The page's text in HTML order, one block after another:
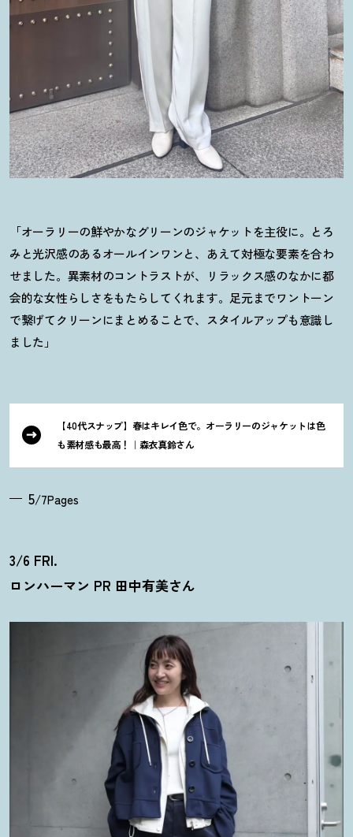
「オーラリーの鮮やかなグリーンのジャケットを主役に。とろ
みと光沢感のあるオールインワンと、あえて対極な要素を合わ
せました。異素材のコントラストが、リラックス感のなかに都
会的な女性らしさをもたらしてくれます。足元までワントーン
で繋げてクリーンにまとめることで、スタイルアップも意識し
ました」
【40代スナップ】春はキレイ色で。オーラリーのジャケットは色
も素材感も最高 ！ ｜森衣真鈴さん
5/7Pages
3/6 FRI.
ロンハーマン PR 田中有美さん